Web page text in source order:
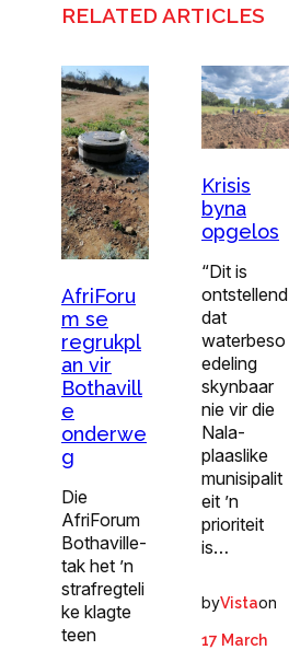
RELATED ARTICLES
AfriForu
m se
regrukpl
an vir
Bothavill
e
onderwe
g
Die
AfriForum
Bothaville-
tak het ’n
strafregteli
ke klagte
teen
Krisis
byna
opgelos
“Dit is
ontstellend
dat
waterbeso
edeling
skynbaar
nie vir die
Nala-
plaaslike
munisipalit
eit ’n
prioriteit
is…
byVistaon
17 March